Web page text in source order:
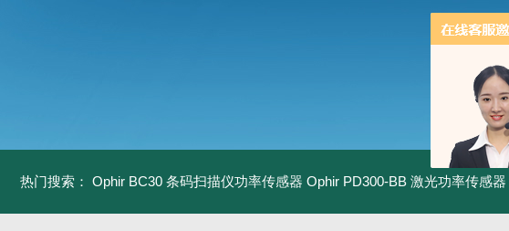
热门搜索： Ophir BC30 条码扫描仪功率传感器 Ophir PD300-BB 激光功率传感器